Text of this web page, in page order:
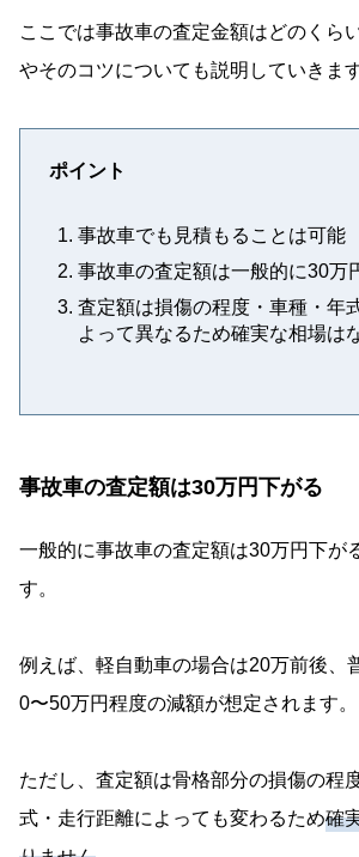
ここでは事故車の査定金額はどのくら
やそのコツについても説明していきます
ポイント
事故車でも見積もることは可能
事故車の査定額は一般的に30万
査定額は損傷の程度・車種・年
よって異なるため確実な相場は
事故車の査定額は30万円下がる
一般的に事故車の査定額は30万円下が
す。
例えば、軽自動車の場合は20万前後、
0〜50万円程度の減額が想定されます。
ただし、査定額は骨格部分の損傷の程
式・走行距離によっても変わるため確